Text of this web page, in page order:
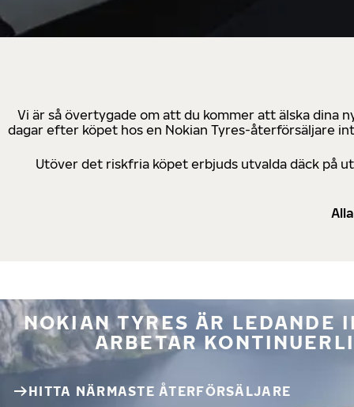
Vi är så övertygade om att du kommer att älska dina
dagar efter köpet hos en Nokian Tyres-återförsäljare
Utöver det riskfria köpet erbjuds utvalda däck på
NOKIAN TYRES ÄR LEDANDE
ARBETAR
HITTA NÄRMASTE ÅTERFÖRSÄLJARE